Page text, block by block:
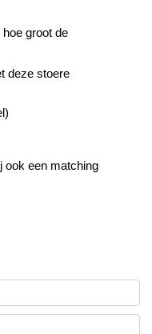
groot de
deze stoere
ook een matching